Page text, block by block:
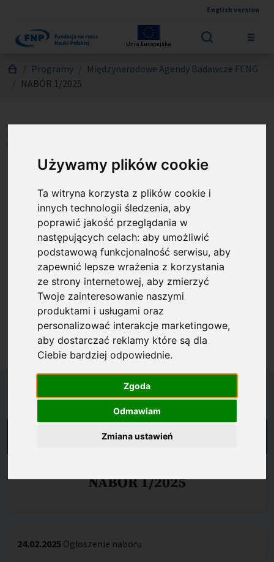
Używamy plików cookie
Ta witryna korzysta z plików cookie i
innych technologii śledzenia, aby
poprawić jakość przeglądania w
następujących celach:aby umożliwić
podstawową funkcjonalność serwisu,aby
zapewnić lepsze wrażenia z korzystania
ze strony internetowej,aby zmierzyć
Twoje zainteresowanie naszymi
produktami i usługami oraz
personalizować interakcje marketingowe,
aby dostarczać reklamy które są dla
Ciebie bardziej odpowiednie.
Zgoda
Odmawiam
Zmiana ustawień
English version
Unia Europejska
Jesteś tutaj:
Programy
Międzynarodowe Agendy Badawcze FENG
NABÓR 1/2025
Badawcze FENG - NABÓR
1/2025
Nabór 1/2025 skierowany do jednostek, będących
koordynatorami konsorcjum, które uzyskało
dofinansowanie lub Seal of Excellence w programie
Teaming w ramach Horyzontu Europa (Program
Pracy na lata 2021-2022), i które miały zostać
centrum doskonałości w ramach programu Teaming
lub w strukturze których miało powstać centrum
doskonałości.
Harmonogram
NABÓR ROZSTRZYGNIĘTY
NABÓR 1/2025
24.02.2025 Ogłoszenie naboru